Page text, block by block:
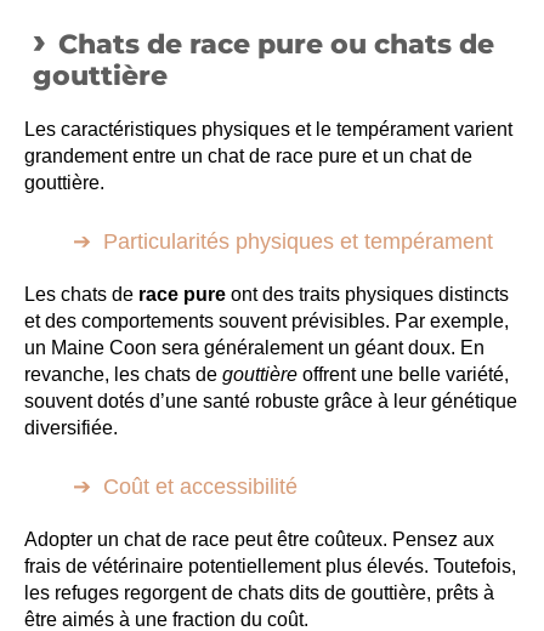
Chats de race pure ou chats de
gouttière
Les caractéristiques physiques et le tempérament varient
grandement entre un chat de race pure et un chat de
gouttière.
Particularités physiques et tempérament
Les chats de race pure ont des traits physiques distincts
et des comportements souvent prévisibles. Par exemple,
un Maine Coon sera généralement un géant doux. En
revanche, les chats de gouttière offrent une belle variété,
souvent dotés d’une santé robuste grâce à leur génétique
diversifiée.
Coût et accessibilité
Adopter un chat de race peut être coûteux. Pensez aux
frais de vétérinaire potentiellement plus élevés. Toutefois,
les refuges regorgent de chats dits de gouttière, prêts à
être aimés à une fraction du coût.